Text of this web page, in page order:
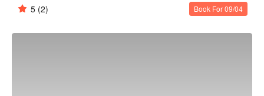
5 (2) Book For 09/04